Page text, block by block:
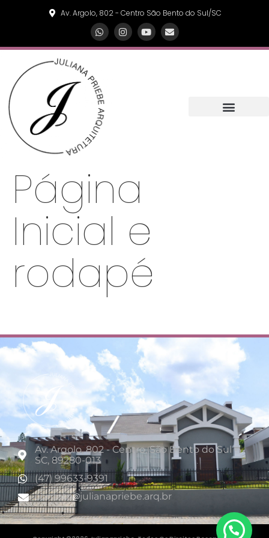
Av. Argolo, 802 - Centro São Bento do Sul/SC
Página
Inicial e
rodapé
Av. Argolo, 802 - Centro, São Bento do Sul -
SC, 89280-013
(47) 99633-9391
contato
julianapriebe.arq.br